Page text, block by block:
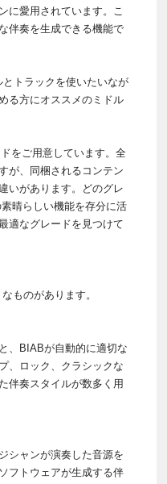
に愛用されています。こ
伴奏を生成できる機能で
とトラックを使いたいなが
る方にオススメのミドル
をご用意しています。全
が、同梱されるコンテン
いがあります。どのグレ
晴らしい機能を存分に活
適なグレードを見つけて
ものがあります。
、BIABが自動的に適切な
、ロック、クラシックな
伴奏スタイルが数多く用
シャンが演奏した音源を
フトウェアが生成する伴